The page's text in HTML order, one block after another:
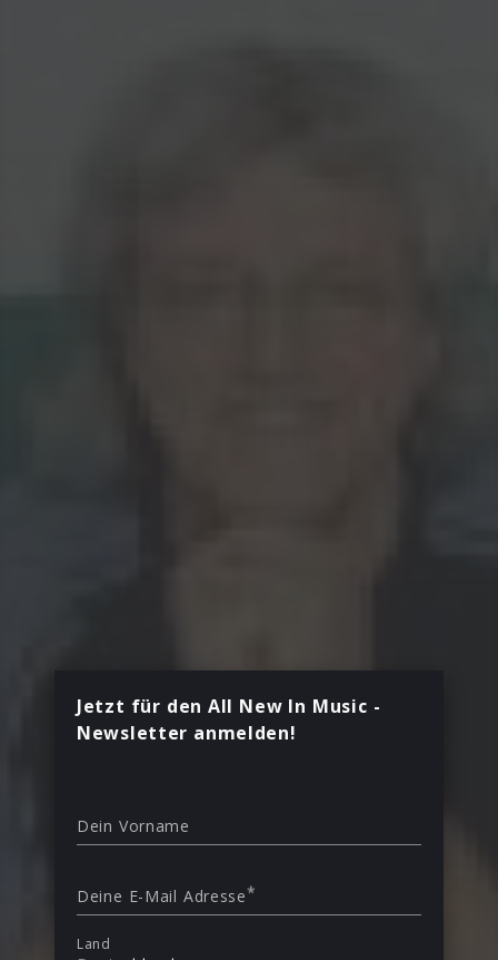
Jetzt für den All New In Music -
Newsletter anmelden!
Dein Vorname
Deine E-Mail Adresse*
Land